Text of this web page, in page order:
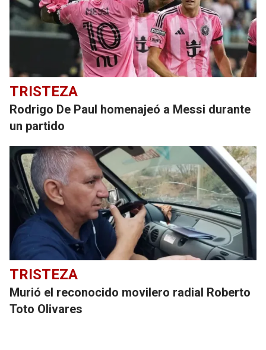
TRISTEZA
Rodrigo De Paul homenajeó a Messi durante
un partido
TRISTEZA
Murió el reconocido movilero radial Roberto
Toto Olivares